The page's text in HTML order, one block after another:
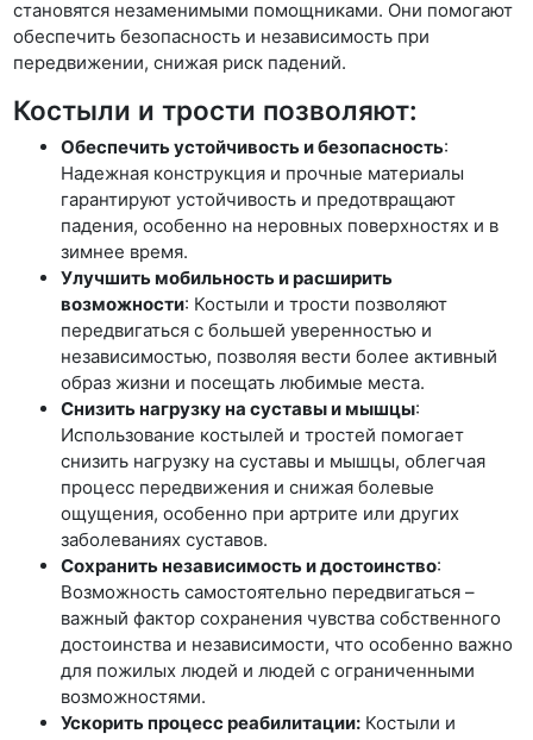
становятся незаменимыми помощниками. Они помогают
обеспечить безопасность и независимость при
передвижении, снижая риск падений.
Костыли и трости позволяют:
Обеспечить устойчивость и безопасность:
Надежная конструкция и прочные материалы
гарантируют устойчивость и предотвращают
падения, особенно на неровных поверхностях и в
зимнее время.
Улучшить мобильность и расширить
возможности: Костыли и трости позволяют
передвигаться с большей уверенностью и
независимостью, позволяя вести более активный
образ жизни и посещать любимые места.
Снизить нагрузку на суставы и мышцы:
Использование костылей и тростей помогает
снизить нагрузку на суставы и мышцы, облегчая
процесс передвижения и снижая болевые
ощущения, особенно при артрите или других
заболеваниях суставов.
Сохранить независимость и достоинство:
Возможность самостоятельно передвигаться –
важный фактор сохранения чувства собственного
достоинства и независимости, что особенно важно
для пожилых людей и людей с ограниченными
возможностями.
Ускорить процесс реабилитации: Костыли и